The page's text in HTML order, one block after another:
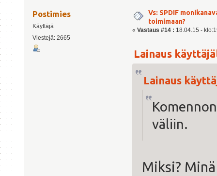
Postimies
Käyttäjä
Viestejä: 2665
Vs: SPDIF
toimimaan?
« Vastaus #14 : 18.04.15 -
Lainaus
Lainaus
väliin.
Miksi?